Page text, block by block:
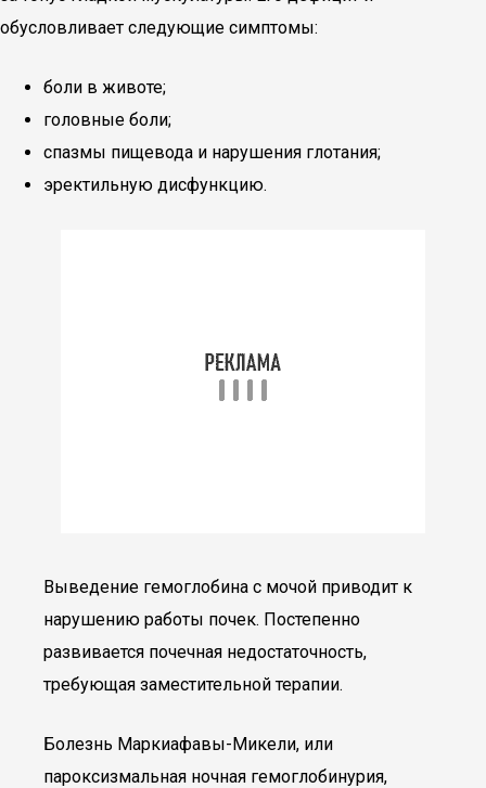
обусловливает следующие симптомы:
боли в животе;
головные боли;
спазмы пищевода и нарушения глотания;
эректильную дисфункцию.
Выведение гемоглобина с мочой приводит к
нарушению работы почек. Постепенно
развивается почечная недостаточность,
требующая заместительной терапии.
Болезнь Маркиафавы-Микели, или
пароксизмальная ночная гемоглобинурия,